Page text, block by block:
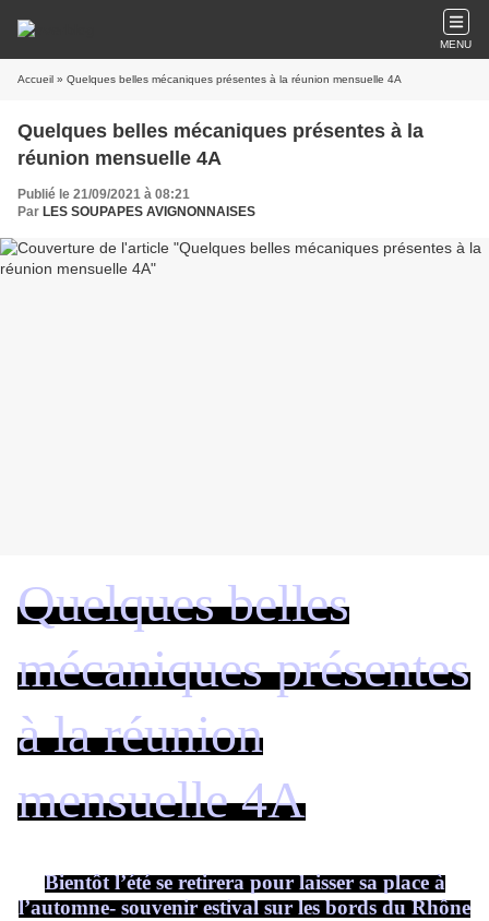
MENU
Accueil » Quelques belles mécaniques présentes à la réunion mensuelle 4A
Quelques belles mécaniques présentes à la
réunion mensuelle 4A
Publié le 21/09/2021 à 08:21
Par LES SOUPAPES AVIGNONNAISES
Quelques belles
mécaniques présentes
à la réunion
mensuelle 4A
Bientôt l’été se retirera pour laisser sa place à
l’automne- souvenir estival sur les bords du Rhône